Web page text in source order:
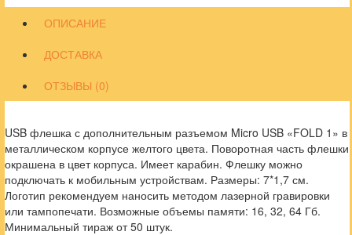
ОПИСАНИЕ
ДОСТАВКА
ОТЗЫВЫ (0)
USB флешка с дополнительным разъемом Micro USB «FOLD 1» в
металлическом корпусе желтого цвета. Поворотная часть флешки
окрашена в цвет корпуса. Имеет карабин. Флешку можно
подключать к мобильным устройствам. Размеры: 7*1,7 см.
Логотип рекомендуем наносить методом лазерной гравировки
или тампопечати. Возможные объемы памяти: 16, 32, 64 Гб.
Минимальный тираж от 50 штук.